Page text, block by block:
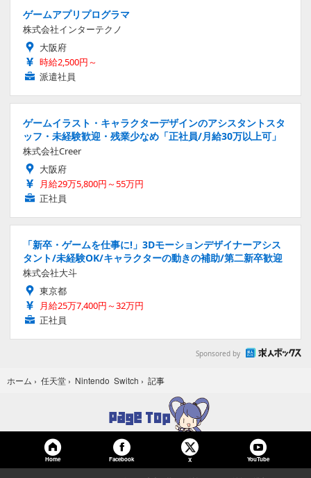
ゲームアプリプログラマ
株式会社インターテクノ
大阪府
時給2,500円～
派遣社員
ゲームイラスト・キャラクターデザインのアシスタントスタ
ッフ・未経験歓迎・残業少なめ「正社員/月給30万以上可」
株式会社Creer
大阪府
月給29万5,800円～55万円
正社員
「新卒・ゲームを仕事に!」3Dモーションデザイナーアシス
タント/未経験OK/キャラクターの動きの補助/第二新卒歓迎
株式会社大斗
東京都
月給25万7,400円～32万円
正社員
Sponsored by
ホーム › 任天堂 › Nintendo Switch › 記事
Home Facebook X YouTube